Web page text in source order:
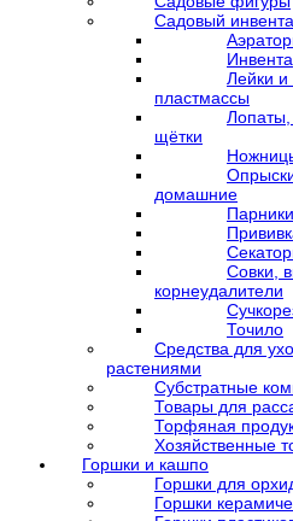
Садовый
Лейки и
пластмассы
Лопаты,
щётки
домашние
Совки,
корнеудалители
Точило
Средства для
растениями
Субстратные
Товары для
Торфяная
Хозяйственные
Горшки и кашпо
Горшки для
Горшки